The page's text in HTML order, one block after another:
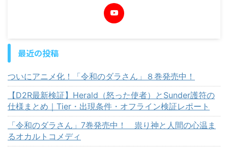
最近の投稿
ついにアニメ化！「令和のダラさん」８巻発売中！
【D2R最新検証】Herald（怒った使者）とSunder護符の
仕様まとめ｜Tier・出現条件・オフライン検証レポート
「令和のダラさん」7巻発売中！ 祟り神と人間の心温ま
るオカルトコメディ